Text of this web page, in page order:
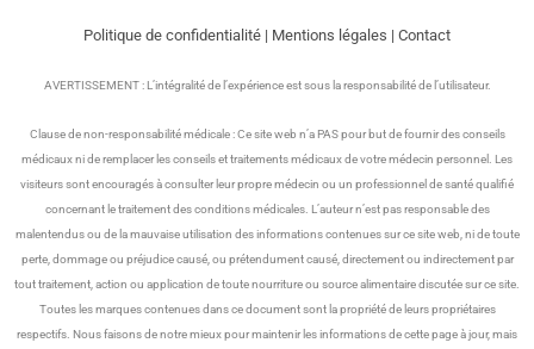
Politique de confidentialité | Mentions légales | Contact
AVERTISSEMENT : L’intégralité de l’expérience est sous la responsabilité de l’utilisateur.
Clause de non-responsabilité médicale : Ce site web n’a PAS pour but de fournir des conseils
médicaux ni de remplacer les conseils et traitements médicaux de votre médecin personnel. Les
visiteurs sont encouragés à consulter leur propre médecin ou un professionnel de santé qualifié
concernant le traitement des conditions médicales. L’auteur n’est pas responsable des
malentendus ou de la mauvaise utilisation des informations contenues sur ce site web, ni de toute
perte, dommage ou préjudice causé, ou prétendument causé, directement ou indirectement par
tout traitement, action ou application de toute nourriture ou source alimentaire discutée sur ce site.
Toutes les marques contenues dans ce document sont la propriété de leurs propriétaires
respectifs. Nous faisons de notre mieux pour maintenir les informations de cette page à jour, mais